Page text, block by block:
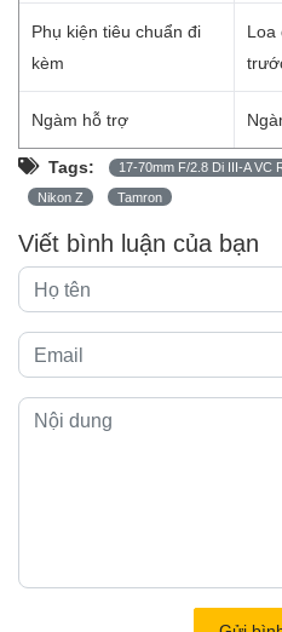
Phụ kiện tiêu chuẩn đi
kèm
Loa
Ngàm hỗ trợ
Tags: 17-70mm F/2.8 Di III-A VC
Nikon Z Tamron
Viết bình luận của bạn